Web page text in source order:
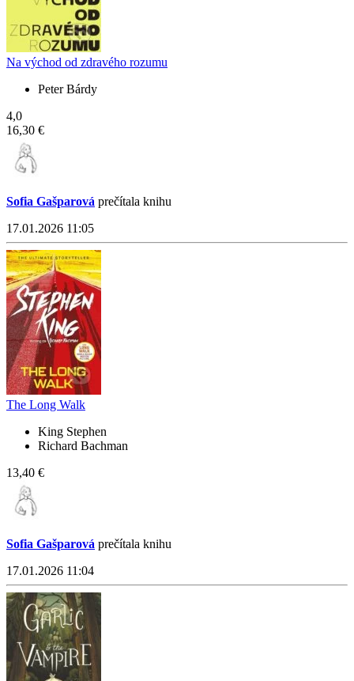
Na východ od zdravého rozumu
Peter Bárdy
4,0
16,30 €
Sofia Gašparová prečítala knihu
17.01.2026 11:05
The Long Walk
King Stephen
Richard Bachman
13,40 €
Sofia Gašparová prečítala knihu
17.01.2026 11:04